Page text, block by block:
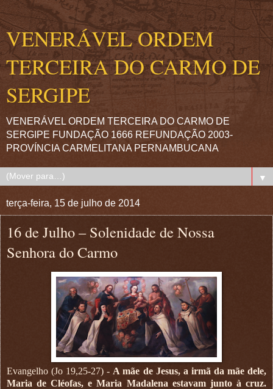
VENERÁVEL ORDEM
TERCEIRA DO CARMO DE
SERGIPE
VENERÁVEL ORDEM TERCEIRA DO CARMO DE
SERGIPE FUNDAÇÃO 1666 REFUNDAÇÃO 2003-
PROVÍNCIA CARMELITANA PERNAMBUCANA
▼
terça-feira, 15 de julho de 2014
16 de Julho – Solenidade de Nossa
Senhora do Carmo
Evangelho (Jo 19,25-27) - A mãe de Jesus, a irmã da mãe dele,
Maria de Cléofas, e Maria Madalena estavam junto à cruz.